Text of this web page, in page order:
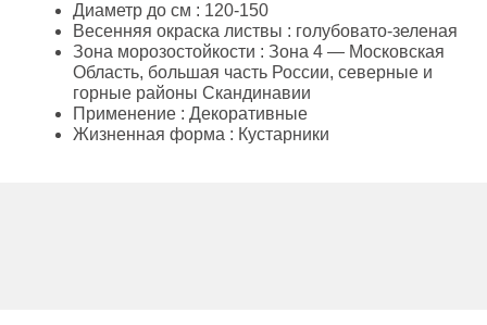
Диаметр до см : 120-150
Весенняя окраска листвы : голубовато-зеленая
Зона морозостойкости : Зона 4 — Московская
Область, большая часть России, северные и
горные районы Скандинавии
Применение : Декоративные
Жизненная форма : Кустарники